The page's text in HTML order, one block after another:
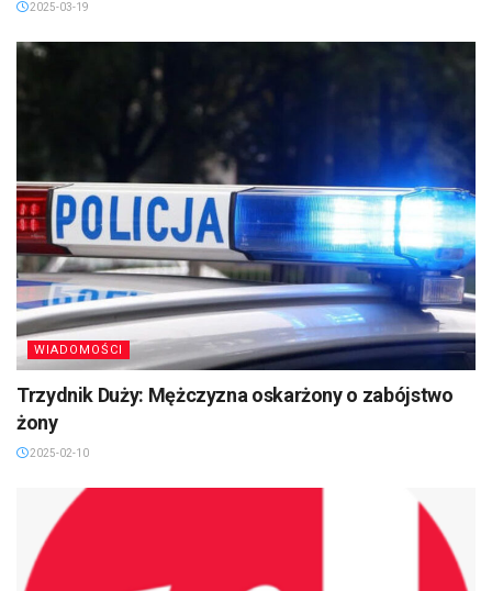
2025-03-19
WIADOMOŚCI
Trzydnik Duży: Mężczyzna oskarżony o zabójstwo
żony
2025-02-10